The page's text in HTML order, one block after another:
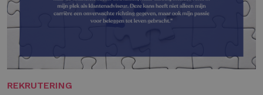
REKRUTERING